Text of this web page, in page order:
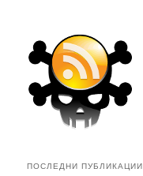
ПОСЛЕДНИ ПУБЛИКАЦИИ